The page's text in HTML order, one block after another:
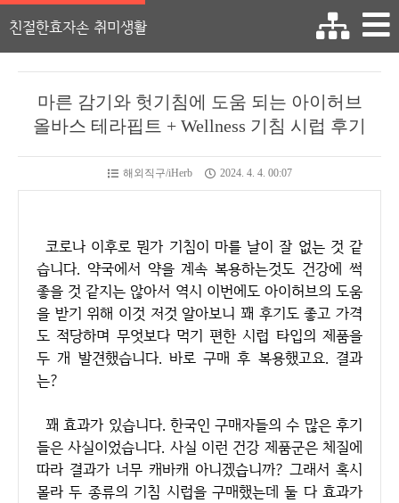
친절한효자손 취미생활
마른 감기와 헛기침에 도움 되는 아이허브
올바스 테라핍트 + Wellness 기침 시럽 후기
해외직구/iHerb 2024. 4. 4. 00:07
코로나 이후로 뭔가 기침이 마를 날이 잘 없는 것 같
습니다. 약국에서 약을 계속 복용하는것도 건강에 썩
좋을 것 같지는 않아서 역시 이번에도 아이허브의 도움
을 받기 위해 이것 저것 알아보니 꽤 후기도 좋고 가격
도 적당하며 무엇보다 먹기 편한 시럽 타입의 제품을
두 개 발견했습니다. 바로 구매 후 복용했고요. 결과
는?
꽤 효과가 있습니다. 한국인 구매자들의 수 많은 후기
들은 사실이었습니다. 사실 이런 건강 제품군은 체질에
따라 결과가 너무 캐바캐 아니겠습니까? 그래서 혹시
몰라 두 종류의 기침 시럽을 구매했는데 둘 다 효과가